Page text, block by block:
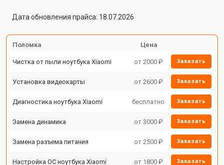
Дата обновления прайса: 18.07.2026
Поломка Цена
Чистка от пыли ноутбука Xiaomi от 2000 ₽ Заказать
Установка видеокарты от 2600 ₽ Заказать
Диагностика ноутбука Xiaomi бесплатно Заказать
Замена динамика от 3000 ₽ Заказать
Замена разъема питания от 2500 ₽ Заказать
Настройка ОС ноутбука Xiaomi от 1800 ₽ Заказать